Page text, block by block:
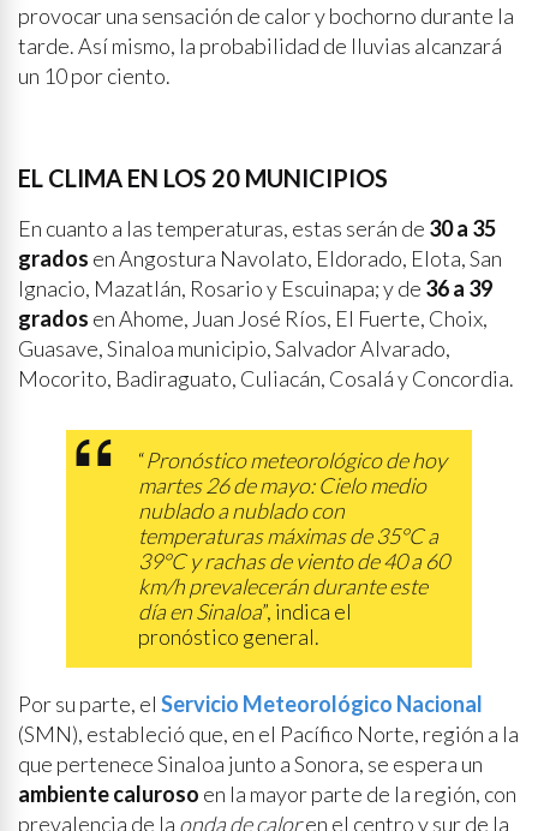
provocar una sensación de calor y bochorno durante la
tarde. Así mismo, la probabilidad de lluvias alcanzará
un 10 por ciento.
EL CLIMA EN LOS 20 MUNICIPIOS
En cuanto a las temperaturas, estas serán de 30 a 35
grados en Angostura Navolato, Eldorado, Elota, San
Ignacio, Mazatlán, Rosario y Escuinapa; y de 36 a 39
grados en Ahome, Juan José Ríos, El Fuerte, Choix,
Guasave, Sinaloa municipio, Salvador Alvarado,
Mocorito, Badiraguato, Culiacán, Cosalá y Concordia.
“Pronóstico meteorológico de hoy
martes 26 de mayo: Cielo medio
nublado a nublado con
temperaturas máximas de 35°C a
39°C y rachas de viento de 40 a 60
km/h prevalecerán durante este
día en Sinaloa”, indica el
pronóstico general.
Por su parte, el Servicio Meteorológico Nacional
(SMN), estableció que, en el Pacífico Norte, región a la
que pertenece Sinaloa junto a Sonora, se espera un
ambiente caluroso en la mayor parte de la región, con
prevalencia de la onda de caloren el centro y sur de la